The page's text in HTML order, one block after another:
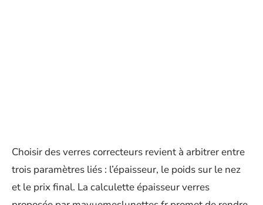
Choisir des verres correcteurs revient à arbitrer entre
trois paramètres liés : l’épaisseur, le poids sur le nez
et le prix final. La calculette épaisseur verres